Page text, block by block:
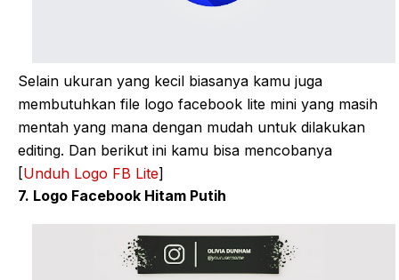
Selain ukuran yang kecil biasanya kamu juga
membutuhkan file logo facebook lite mini yang masih
mentah yang mana dengan mudah untuk dilakukan
editing. Dan berikut ini kamu bisa mencobanya
[Unduh Logo FB Lite]
7. Logo Facebook Hitam Putih